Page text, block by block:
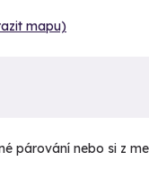
mapu)
párování nebo si z